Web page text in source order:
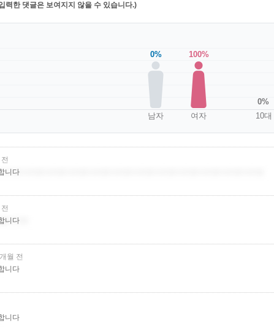
력한 댓글은 보여지지 않을 수 있습니다.)
0%
남자
100%
여자
0%
10대